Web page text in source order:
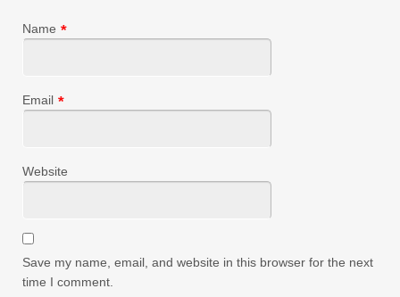
Name *
Email *
Website
Save my name, email, and website in this browser for the next
time I comment.